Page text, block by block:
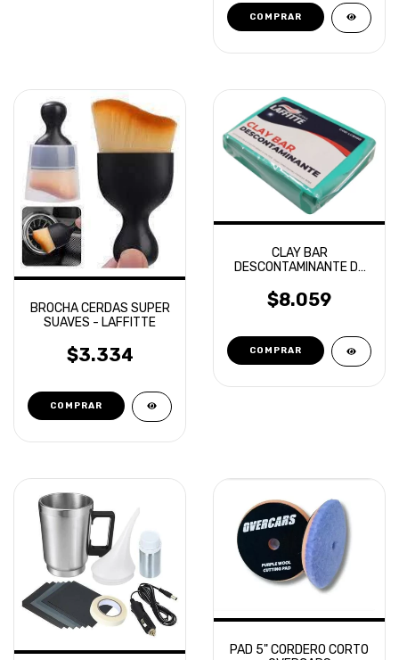
BROCHA CERDAS SUPER
SUAVES - LAFFITTE
$3.334
CLAY BAR
DESCONTAMINANTE DE
DETAILING 180GR
$8.059
PAD 5" CORDERO CORTO